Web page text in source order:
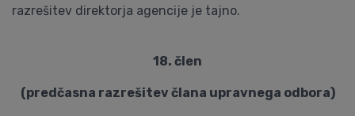
razrešitev direktorja agencije je tajno.
18. člen
(predčasna razrešitev člana upravnega odbora)